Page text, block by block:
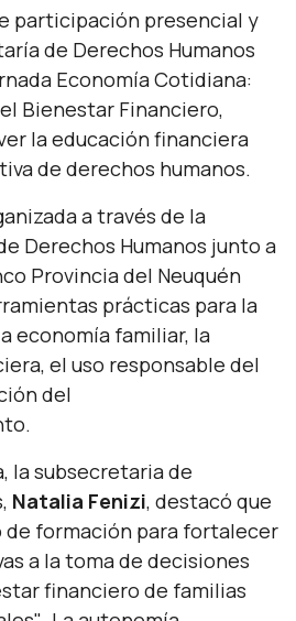
participación presencial y
de Derechos Humanos
Economía Cotidiana:
Bienestar Financiero,
la educación financiera
de derechos humanos.
a través de la
Derechos Humanos junto a
Provincia del Neuquén
prácticas para la
economía familiar, la
el uso responsable del
del
la subsecretaria de
Natalia Fenizi, destacó que
de formación para fortalecer
a la toma de decisiones
financiero de familias